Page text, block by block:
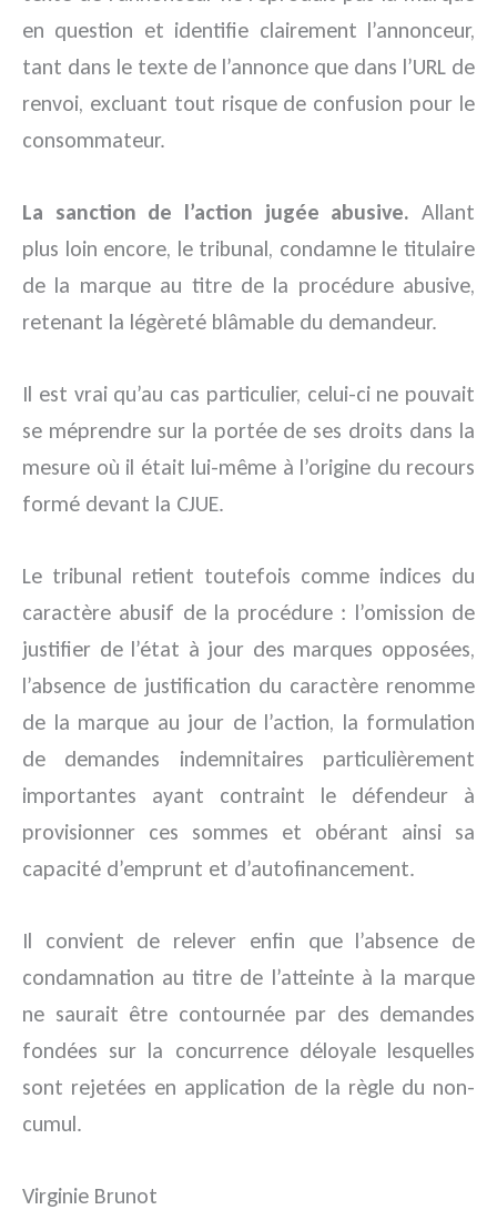
en question et identifie clairement l’annonceur,
tant dans le texte de l’annonce que dans l’URL de
renvoi, excluant tout risque de confusion pour le
consommateur.
La sanction de l’action jugée abusive. Allant
plus loin encore, le tribunal, condamne le titulaire
de la marque au titre de la procédure abusive,
retenant la légèreté blâmable du demandeur.
Il est vrai qu’au cas particulier, celui-ci ne pouvait
se méprendre sur la portée de ses droits dans la
mesure où il était lui-même à l’origine du recours
formé devant la CJUE.
Le tribunal retient toutefois comme indices du
caractère abusif de la procédure : l’omission de
justifier de l’état à jour des marques opposées,
l’absence de justification du caractère renomme
de la marque au jour de l’action, la formulation
de demandes indemnitaires particulièrement
importantes ayant contraint le défendeur à
provisionner ces sommes et obérant ainsi sa
capacité d’emprunt et d’autofinancement.
Il convient de relever enfin que l’absence de
condamnation au titre de l’atteinte à la marque
ne saurait être contournée par des demandes
fondées sur la concurrence déloyale lesquelles
sont rejetées en application de la règle du non-
cumul.
Virginie Brunot